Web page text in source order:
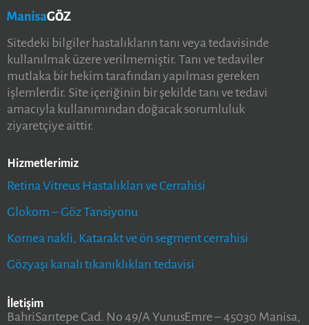
Sitedeki bilgiler hastalıkların tanı veya tedavisinde
kullanılmak üzere verilmemiştir. Tanı ve tedaviler
mutlaka bir hekim tarafından yapılması gereken
işlemlerdir. Site içeriğinin bir şekilde tanı ve tedavi
amacıyla kullanımından doğacak sorumluluk
ziyaretçiye aittir.
Hizmetlerimiz
Retina Vitreus Hastalıkları ve Cerrahisi
Glokom – Göz Tansiyonu
Kornea nakli, Katarakt ve ön segment cerrahisi
Gözyaşı kanalı tıkanıklıkları tedavisi
İletişim
BahriSarıtepe Cad. No 49/A YunusEmre – 45030 Manisa,